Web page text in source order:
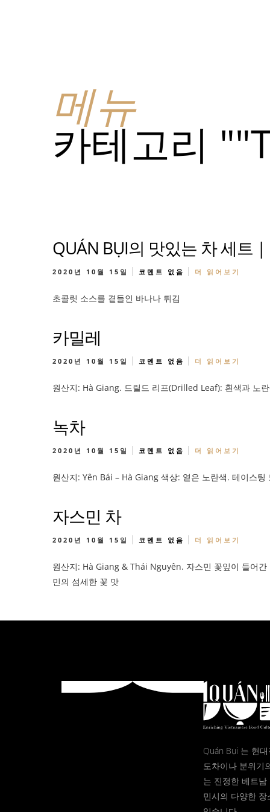
메
맞춤
메맞춤
메뉴
카테고리
QUÁN BỤI의 맛있는 차 세트 |
2020년 10월 15일 코멘트 없음 더 읽어보기
초콜릿 소스를 곁들인 바나나 튀김
카밀레
2020년 10월 15일 코멘트 없음 더 읽어보기
원산지: Hà Giang. 드릴드 리프(Drilled Leaf): 흰색과 노
녹차
2020년 10월 15일 코멘트 없음 더 읽어보기
원산지: Yên Bái – Hà Giang 색상: 옅은 노란색. 테이스
자스민 차
2020년 10월 15일 코멘트 없음 더 읽어보기
원산지: Hà Giang & Thái Nguyên. 자스민 꽃잎이 들어
민의 섬세한 꽃 맛
Quán Bụi 는 현
도차이나 분위기
는 진정한 베트
민시의 다양한